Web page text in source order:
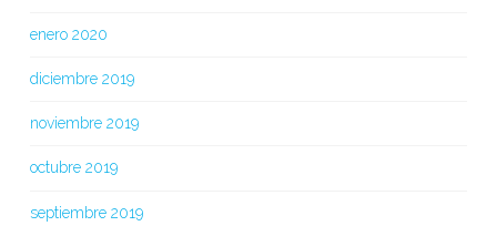
enero 2020
diciembre 2019
noviembre 2019
octubre 2019
septiembre 2019